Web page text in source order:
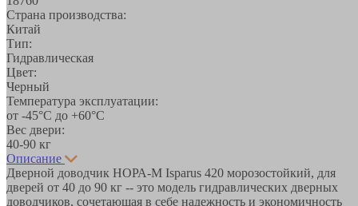
Страна производства:
Китай
Тип:
Гидравлическая
Цвет:
Черный
Температура эксплуатации:
от -45°С до +60°С
Вес двери:
40-90 кг
Описание
Дверной доводчик НОРА-М Isparus 420 морозостойкий, для
дверей от 40 до 90 кг -- это модель гидравлических дверных
доводчиков, сочетающая в себе надежность и экономичность